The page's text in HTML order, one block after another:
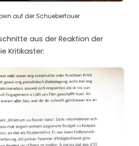
auf der Schueberfouer
aus der Reaktion der
Kritikaster: